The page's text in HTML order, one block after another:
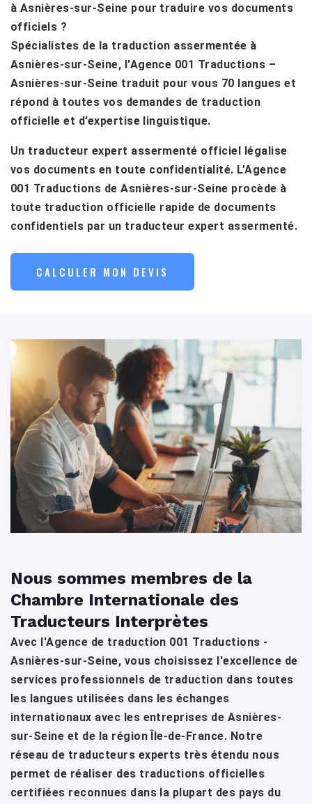
à Asnières-sur-Seine pour traduire vos documents
officiels ?
Spécialistes de la traduction assermentée à
Asnières-sur-Seine, l'Agence 001 Traductions –
Asnières-sur-Seine traduit pour vous 70 langues et
répond à toutes vos demandes de traduction
officielle et d’expertise linguistique.
Un traducteur expert assermenté officiel légalise
vos documents en toute confidentialité. L’Agence
001 Traductions de Asnières-sur-Seine procède à
toute traduction officielle rapide de documents
confidentiels par un traducteur expert assermenté.
CALCULER MON DEVIS
Nous sommes membres de la
Chambre Internationale des
Traducteurs Interprètes
Avec l'Agence de traduction 001 Traductions -
Asnières-sur-Seine, vous choisissez l'excellence de
services professionnels de traduction dans toutes
les langues utilisées dans les échanges
internationaux avec les entreprises de Asnières-
sur-Seine et de la région Île-de-France. Notre
réseau de traducteurs experts très étendu nous
permet de réaliser des traductions officielles
certifiées reconnues dans la plupart des pays du